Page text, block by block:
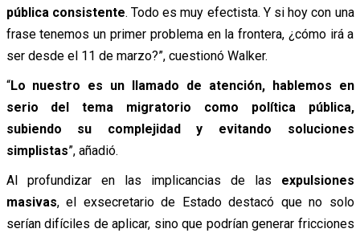
pública consistente. Todo es muy efectista. Y si hoy con una
frase tenemos un primer problema en la frontera, ¿cómo irá a
ser desde el 11 de marzo?”, cuestionó Walker.
“Lo nuestro es un llamado de atención, hablemos en
serio del tema migratorio como política pública,
subiendo su complejidad y evitando soluciones
simplistas”, añadió.
Al profundizar en las implicancias de las expulsiones
masivas, el exsecretario de Estado destacó que no solo
serían difíciles de aplicar, sino que podrían generar fricciones